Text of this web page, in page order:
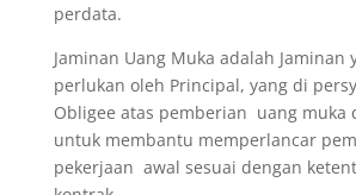
perdata.
Jaminan Uang Muka adalah Jaminan
perlukan oleh Principal, yang di
Obligee atas pemberian uang muka
untuk membantu memperlancar
pekerjaan awal sesuai dengan